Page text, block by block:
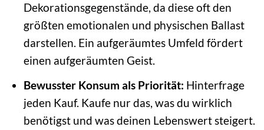
Dekorationsgegenstände, da diese oft den
größten emotionalen und physischen Ballast
darstellen. Ein aufgeräumtes Umfeld fördert
einen aufgeräumten Geist.
Bewusster Konsum als Priorität: Hinterfrage
jeden Kauf. Kaufe nur das, was du wirklich
benötigst und was deinen Lebenswert steigert.